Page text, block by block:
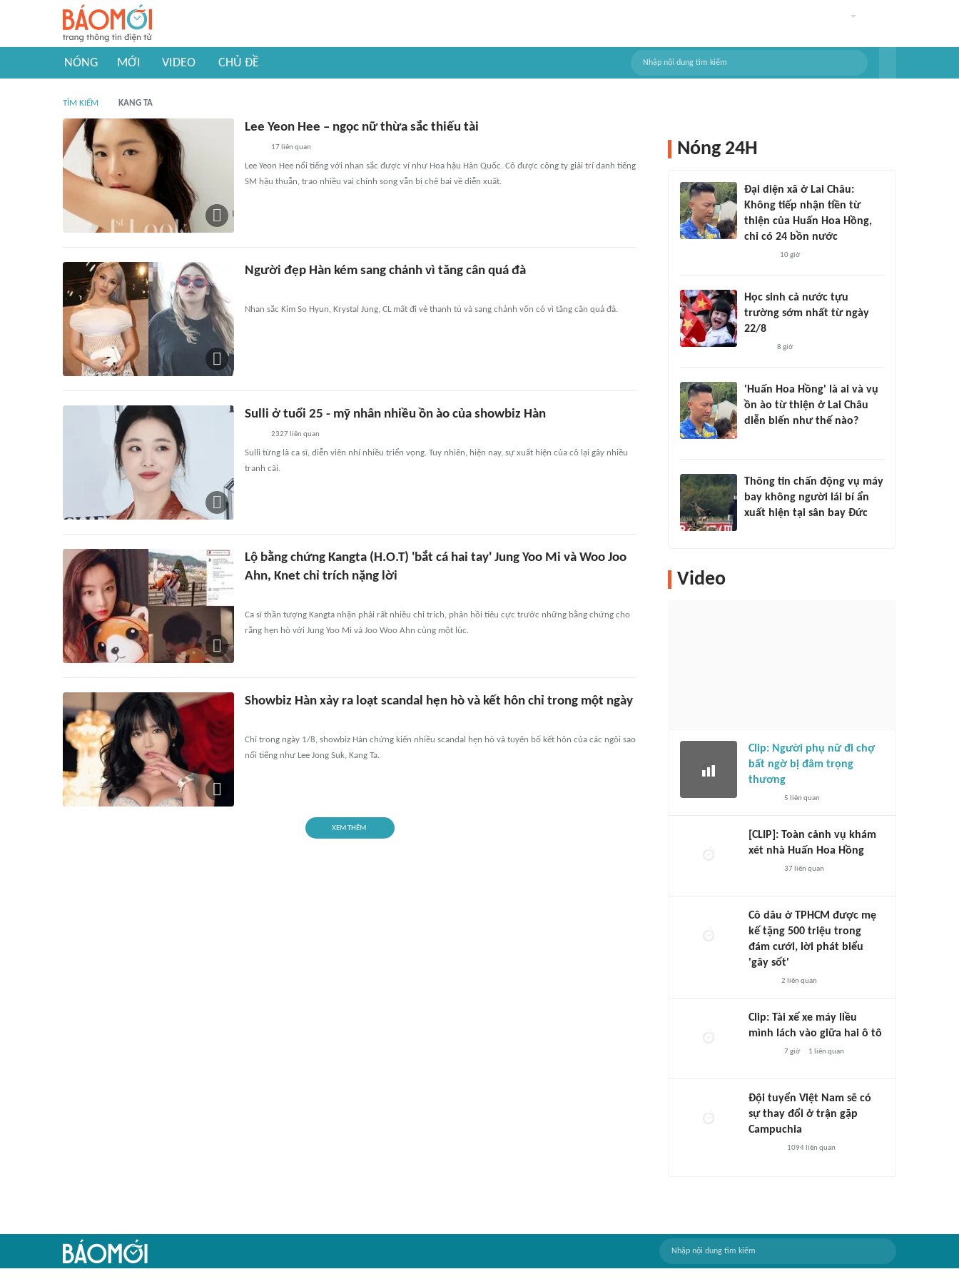
NÓNG MỚI VIDEO CHỦ ĐỀ
TÌM KIẾM KANG TA
Lee Yeon Hee – ngọc nữ thừa sắc thiếu tài
17liên quan
Lee Yeon Hee nổi tiếng với nhan sắc được ví như Hoa hậu Hàn Quốc. Cô được công ty giải trí danh tiếng
SM hậu thuẫn, trao nhiều vai chính song vẫn bị chê bai về diễn xuất.
Người đẹp Hàn kém sang chảnh vì tăng cân quá đà
Nhan sắc Kim So Hyun, Krystal Jung, CL mất đi vẻ thanh tú và sang chảnh vốn có vì tăng cân quá đà.
Sulli ở tuổi 25 - mỹ nhân nhiều ồn ào của showbiz Hàn
2327liên quan
Sulli từng là ca sĩ, diễn viên nhí nhiều triển vọng. Tuy nhiên, hiện nay, sự xuất hiện của cô lại gây nhiều
tranh cãi.
Lộ bằng chứng Kangta (H.O.T) 'bắt cá hai tay' Jung Yoo Mi và Woo Joo
Ahn, Knet chỉ trích nặng lời
Ca sĩ thần tượng Kangta nhận phải rất nhiều chỉ trích, phản hồi tiêu cực trước những bằng chứng cho
rằng hẹn hò với Jung Yoo Mi và Joo Woo Ahn cùng một lúc.
Showbiz Hàn xảy ra loạt scandal hẹn hò và kết hôn chỉ trong một ngày
Chỉ trong ngày 1/8, showbiz Hàn chứng kiến nhiều scandal hẹn hò và tuyên bố kết hôn của các ngôi sao
nổi tiếng như Lee Jong Suk, Kang Ta.
XEM THÊM
Nóng 24H
Đại diện xã ở Lai Châu:
Không tiếp nhận tiền từ
thiện của Huấn Hoa Hồng,
chỉ có 24 bồn nước
10 giờ
Học sinh cả nước tựu
trường sớm nhất từ ngày
22/8
8 giờ
'Huấn Hoa Hồng' là ai và vụ
ồn ào từ thiện ở Lai Châu
diễn biến như thế nào?
Thông tin chấn động vụ máy
bay không người lái bí ẩn
xuất hiện tại sân bay Đức
Video
Clip: Người phụ nữ đi chợ
bất ngờ bị đâm trọng
thương
5 liên quan
[CLIP]: Toàn cảnh vụ khám
xét nhà Huấn Hoa Hồng
37liên quan
Cô dâu ở TPHCM được mẹ
kế tặng 500 triệu trong
đám cưới, lời phát biểu
'gây sốt'
2 liên quan
Clip: Tài xế xe máy liều
mình lách vào giữa hai ô tô
7 giờ 1 liên quan
Đội tuyển Việt Nam sẽ có
sự thay đổi ở trận gặp
Campuchia
1094 liên quan